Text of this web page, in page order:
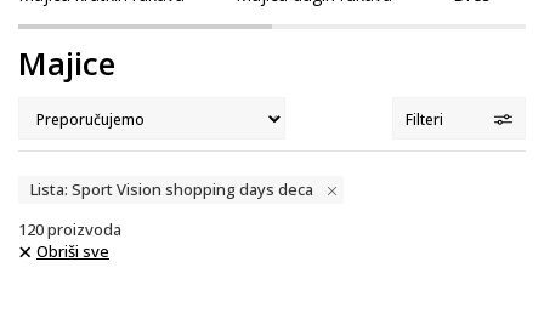
Majice
Filteri
Lista: Sport Vision shopping days deca
120proizvoda
Obriši sve